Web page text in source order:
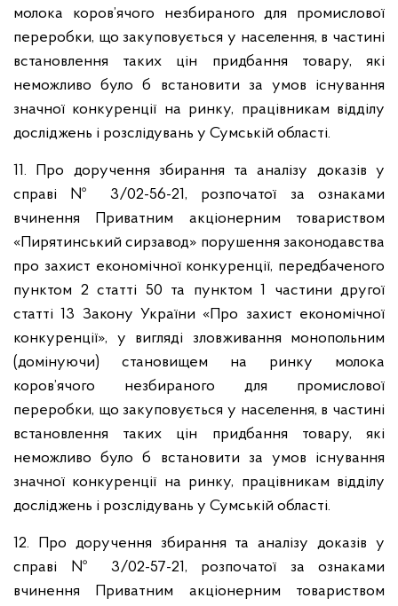
молока коров’ячого незбираного для промислової
переробки, що закуповується у населення, в частині
встановлення таких цін придбання товару, які
неможливо було б встановити за умов існування
значної конкуренції на ринку, працівникам відділу
досліджень і розслідувань у Сумській області.
11. Про доручення збирання та аналізу доказів у
справі № 3/02-56-21, розпочатої за ознаками
вчинення Приватним акціонерним товариством
«Пирятинський сирзавод» порушення законодавства
про захист економічної конкуренції, передбаченого
пунктом 2 статті 50 та пунктом 1 частини другої
статті 13 Закону України «Про захист економічної
конкуренції», у вигляді зловживання монопольним
(домінуючи) становищем на ринку молока
коров’ячого незбираного для промислової
переробки, що закуповується у населення, в частині
встановлення таких цін придбання товару, які
неможливо було б встановити за умов існування
значної конкуренції на ринку, працівникам відділу
досліджень і розслідувань у Сумській області.
12. Про доручення збирання та аналізу доказів у
справі № 3/02-57-21, розпочатої за ознаками
вчинення Приватним акціонерним товариством